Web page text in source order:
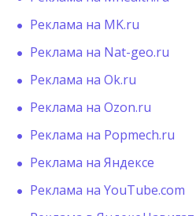
Реклама на MK.ru
Реклама на Nat-geo.ru
Реклама на Ok.ru
Реклама на Ozon.ru
Реклама на Popmech.ru
Реклама на Яндексе
Реклама на YouTube.com